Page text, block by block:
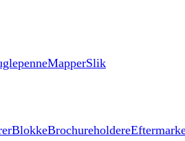
MapperSlik
BlokkeBrochureholdere